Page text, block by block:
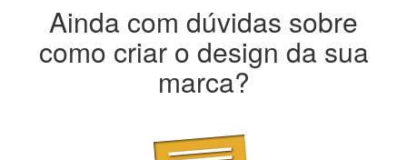
Ainda com dúvidas sobre
como criar o design da sua
marca?